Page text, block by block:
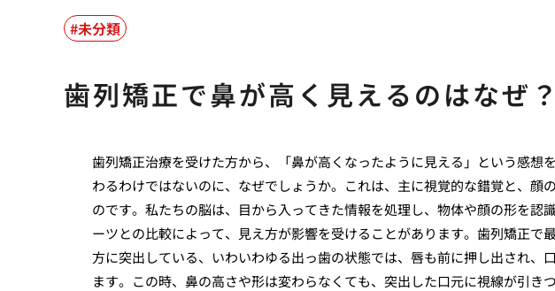
未分類
歯列矯正で鼻が高く見えるのはなぜ
歯列矯正治療を受けた方から、「鼻が高くなったように見える」という感想
わるわけではないのに、なぜでしょうか。これは、主に視覚的な錯覚と、顔
のです。私たちの脳は、目から入ってきた情報を処理し、物体や顔の形を認
ーツとの比較によって、見え方が影響を受けることがあります。歯列矯正で
方に突出している、いわいわゆる出っ歯の状態では、唇も前に押し出され、
ます。この時、鼻の高さや形は変わらなくても、突出した口元に視線が引き